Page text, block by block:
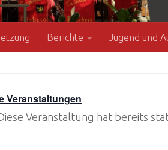
Berichte Jugend und
Veranstaltungen
Veranstaltung hat bereits